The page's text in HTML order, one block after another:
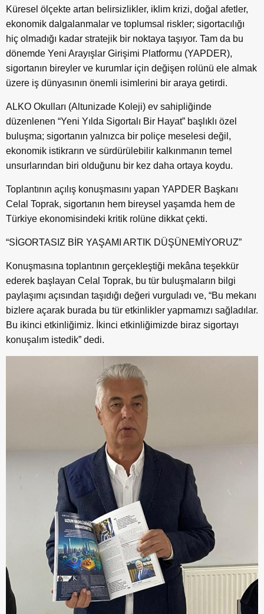
Küresel ölçekte artan belirsizlikler, iklim krizi, doğal afetler,
ekonomik dalgalanmalar ve toplumsal riskler; sigortacılığı
hiç olmadığı kadar stratejik bir noktaya taşıyor. Tam da bu
dönemde Yeni Arayışlar Girişimi Platformu (YAPDER),
sigortanın bireyler ve kurumlar için değişen rolünü ele almak
üzere iş dünyasının önemli isimlerini bir araya getirdi.
ALKO Okulları (Altunizade Koleji) ev sahipliğinde
düzenlenen “Yeni Yılda Sigortalı Bir Hayat” başlıklı özel
buluşma; sigortanın yalnızca bir poliçe meselesi değil,
ekonomik istikrarın ve sürdürülebilir kalkınmanın temel
unsurlarından biri olduğunu bir kez daha ortaya koydu.
Toplantının açılış konuşmasını yapan YAPDER Başkanı
Celal Toprak, sigortanın hem bireysel yaşamda hem de
Türkiye ekonomisindeki kritik rolüne dikkat çekti.
“SİGORTASIZ BİR YAŞAMI ARTIK DÜŞÜNEMİYORUZ”
Konuşmasına toplantının gerçekleştiği mekâna teşekkür
ederek başlayan Celal Toprak, bu tür buluşmaların bilgi
paylaşımı açısından taşıdığı değeri vurguladı ve, “Bu mekanı
bizlere açarak burada bu tür etkinlikler yapmamızı sağladılar.
Bu ikinci etkinliğimiz. İkinci etkinliğimizde biraz sigortayı
konuşalım istedik” dedi.